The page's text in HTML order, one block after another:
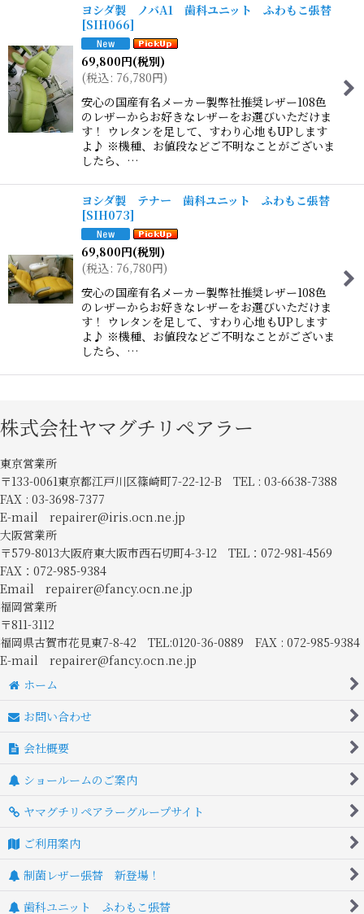
ヨシダ製 ノバA1 歯科ユニット ふわもこ張替
[SIH066]
69,800円(税別)
(税込: 76,780円)
安心の国産有名メーカー製弊社推奨レザー108色
のレザーからお好きなレザーをお選びいただけま
す！ ウレタンを足して、すわり心地もUPします
よ♪ ※機種、お値段などご不明なことがございま
したら、…
ヨシダ製 テナー 歯科ユニット ふわもこ張替
[SIH073]
69,800円(税別)
(税込: 76,780円)
安心の国産有名メーカー製弊社推奨レザー108色
のレザーからお好きなレザーをお選びいただけま
す！ ウレタンを足して、すわり心地もUPします
よ♪ ※機種、お値段などご不明なことがございま
したら、…
株式会社ヤマグチリペアラー
東京営業所
〒133-0061東京都江戸川区篠崎町7-22-12-B TEL : 03-6638-7388
FAX : 03-3698-7377
E-mail repairer@iris.ocn.ne.jp
大阪営業所
〒579-8013大阪府東大阪市西石切町4-3-12 TEL：072-981-4569
FAX：072-985-9384
Email repairer@fancy.ocn.ne.jp
福岡営業所
〒811-3112
福岡県古賀市花見東7-8-42 TEL:0120-36-0889 FAX : 072-985-9384
E-mail repairer@fancy.ocn.ne.jp
ホーム
お問い合わせ
会社概要
ショールームのご案内
ヤマグチリペアラーグループサイト
ご利用案内
制菌レザー張替 新登場！
歯科ユニット ふわもこ張替